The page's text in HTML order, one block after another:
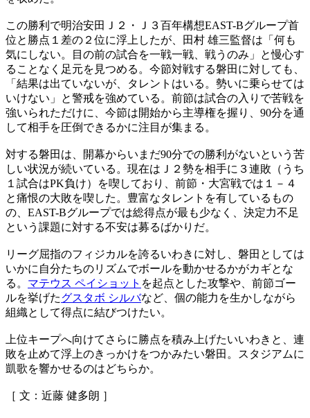
この勝利で明治安田Ｊ２・Ｊ３百年構想EAST-Bグループ首
位と勝点１差の２位に浮上したが、田村 雄三監督は「何も
気にしない。目の前の試合を一戦一戦、戦うのみ」と慢心す
ることなく足元を見つめる。今節対戦する磐田に対しても、
「結果は出ていないが、タレントはいる。勢いに乗らせては
いけない」と警戒を強めている。前節は試合の入りで苦戦を
強いられただけに、今節は開始から主導権を握り、90分を通
して相手を圧倒できるかに注目が集まる。
対する磐田は、開幕からいまだ90分での勝利がないという苦
しい状況が続いている。現在はＪ２勢を相手に３連敗（うち
１試合はPK負け）を喫しており、前節・大宮戦では１－４
と痛恨の大敗を喫した。豊富なタレントを有しているもの
の、EAST-Bグループでは総得点が最も少なく、決定力不足
という課題に対する不安は募るばかりだ。
リーグ屈指のフィジカルを誇るいわきに対し、磐田としては
いかに自分たちのリズムでボールを動かせるかがカギとな
る。 マテウス ペイショット を起点とした攻撃や、前節ゴー
ルを挙げたグスタボ シルバなど、個の能力を生かしながら
組織として得点に結びつけたい。
上位キープへ向けてさらに勝点を積み上げたいいわきと、連
敗を止めて浮上のきっかけをつかみたい磐田。スタジアムに
凱歌を響かせるのはどちらか。
［ 文：近藤 健多朗 ］